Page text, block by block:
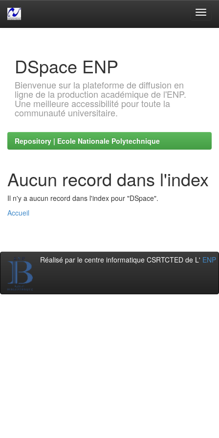
DSpace ENP
Bienvenue sur la plateforme de diffusion en
ligne de la production académique de l'ENP.
Une meilleure accessibilité pour toute la
communauté universitaire.
Repository | Ecole Nationale Polytechnique
Aucun record dans l'index
Il n'y a aucun record dans l'index pour "DSpace".
Accueil
Réalisé par le centre informatique CSRTCTED de L' ENP